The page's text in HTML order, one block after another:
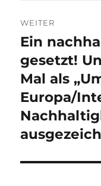
WEITER
Nächster
Beitrag:
Ein
gesetzt!
Mal als
Europa/